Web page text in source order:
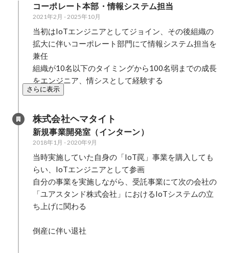
コーポレート本部・情報システム担当
2021年2月 -2025年10月
当初はIoTエンジニアとしてジョイン、その後組織の
拡大に伴いコーポレート部門にて情報システム担当を
兼任
組織が10名以下のタイミングから100名弱までの成長
をエンジニア、情シスとして経験する
さらに表示
株式会社ヘマタイト
新規事業開発室（インターン）
2018年1月 -2020年9月
当時実施していた自身の「IoT罠」事業を購入しても
らい、IoTエンジニアとして参画
自分の事業を実施しながら、受託事業にて次の会社の
「ユアスタンド株式会社」におけるIoTシステムの立
ち上げに関わる
倒産に伴い退社